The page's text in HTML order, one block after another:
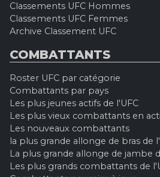
Classements UFC Hommes
Classements UFC Femmes
Archive Classement UFC
COMBATTANTS
Roster UFC par catégorie
Combattants par pays
Les plus jeunes actifs de l'UFC
Les plus vieux combattants en
Les nouveaux combattants
la plus grande allonge de bras de
La plus grande allonge de jambe
Les plus grands combattants de